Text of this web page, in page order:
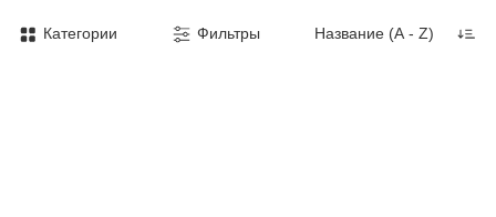
Категории Фильтры